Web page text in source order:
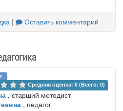
| Оставить комментарий
Средняя оценка: 0 (Всего: 0)
, старший методист
, педагог